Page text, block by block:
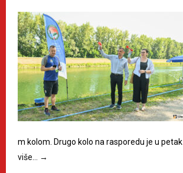
m kolom. Drugo kolo na rasporedu je u petak
više…
→